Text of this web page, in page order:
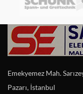
Emekyemez Mah.
Pazarı, İstanbul